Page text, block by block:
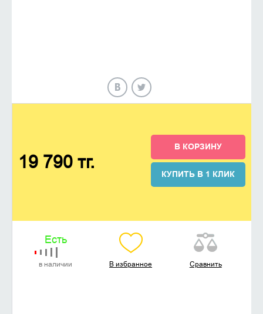
19 790 тг.
В КОРЗИНУ
КУПИТЬ В 1 КЛИК
Есть
в наличии В избранное Сравнить